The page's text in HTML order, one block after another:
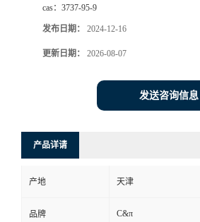
cas： 3737-95-9
发布日期： 2024-12-16
更新日期： 2026-08-07
发送咨询信息
产品详请
产地 天津
品牌 C&π